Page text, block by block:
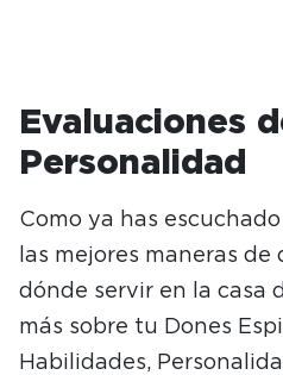
Evaluaciones
Personalidad
Como ya has
las mejores maneras
dónde servir en la casa
más sobre tu Dones
Habilidades,